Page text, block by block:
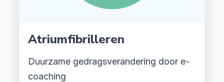
Atriumfibrilleren
Duurzame gedragsverandering door e-
coaching